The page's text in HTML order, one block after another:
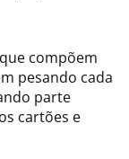
compõem
pesando cada
parte
cartões e